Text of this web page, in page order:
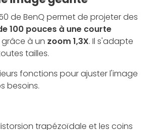
de BenQ permet de projeter des
100 pouces à une courte
à un zoom 1,3X. Il s'adapte
tailles.
fonctions pour ajuster l'image
besoins.
trapézoïdale et les coins